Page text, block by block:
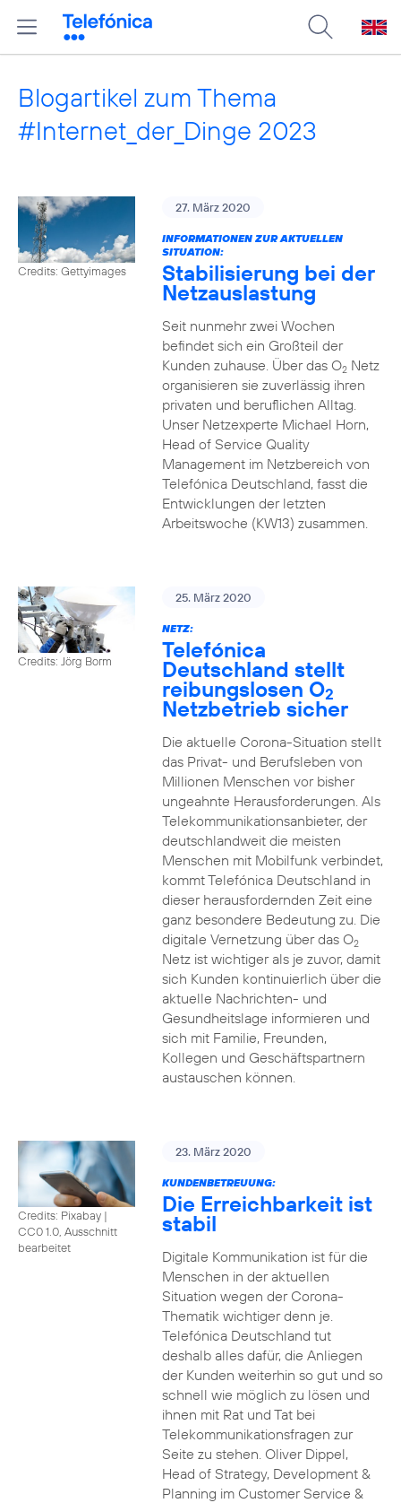
Blogartikel zum Thema
#Internet_der_Dinge 2023
Credits: Gettyimages
27. März 2020
INFORMATIONEN ZUR AKTUELLEN
SITUATION:
Stabilisierung bei der
Netzauslastung
Seit nunmehr zwei Wochen
befindet sich ein Großteil der
Kunden zuhause. Über das O2Netz
organisieren sie zuverlässig ihren
privaten und beruflichen Alltag.
Unser Netzexperte Michael Horn,
Head of Service Quality
Management im Netzbereich von
Telefónica Deutschland, fasst die
Entwicklungen der letzten
Arbeitswoche (KW13) zusammen.
Credits: Jörg Borm
25. März 2020
NETZ:
Telefónica
Deutschland stellt
reibungslosen O2
Netzbetrieb sicher
Die aktuelle Corona-Situation stellt
das Privat- und Berufsleben von
Millionen Menschen vor bisher
ungeahnte Herausforderungen. Als
Telekommunikationsanbieter, der
deutschlandweit die meisten
Menschen mit Mobilfunk verbindet,
kommt Telefónica Deutschland in
dieser herausfordernden Zeit eine
ganz besondere Bedeutung zu. Die
digitale Vernetzung über das O2
Netz ist wichtiger als je zuvor, damit
sich Kunden kontinuierlich über die
aktuelle Nachrichten- und
Gesundheitslage informieren und
sich mit Familie, Freunden,
Kollegen und Geschäftspartnern
austauschen können.
Credits: Pixabay |
CC0 1.0, Ausschnitt
bearbeitet
23. März 2020
KUNDENBETREUUNG:
Die Erreichbarkeit ist
stabil
Digitale Kommunikation ist für die
Menschen in der aktuellen
Situation wegen der Corona-
Thematik wichtiger denn je.
Telefónica Deutschland tut
deshalb alles dafür, die Anliegen
der Kunden weiterhin so gut und so
schnell wie möglich zu lösen und
ihnen mit Rat und Tat bei
Telekommunikationsfragen zur
Seite zu stehen. Oliver Dippel,
Head of Strategy, Development &
Planning im Customer Service &